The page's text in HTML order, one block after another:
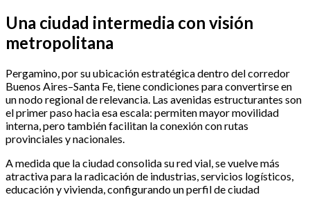
Una ciudad intermedia con visión
metropolitana
Pergamino, por su ubicación estratégica dentro del corredor
Buenos Aires–Santa Fe, tiene condiciones para convertirse en
un nodo regional de relevancia. Las avenidas estructurantes son
el primer paso hacia esa escala: permiten mayor movilidad
interna, pero también facilitan la conexión con rutas
provinciales y nacionales.
A medida que la ciudad consolida su red vial, se vuelve más
atractiva para la radicación de industrias, servicios logísticos,
educación y vivienda, configurando un perfil de ciudad